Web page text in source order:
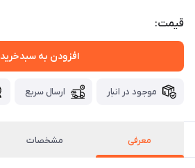
قیمت:
افزودن به سبدخرید
موجود در انبار ارسال سریع
معرفی مشخصات